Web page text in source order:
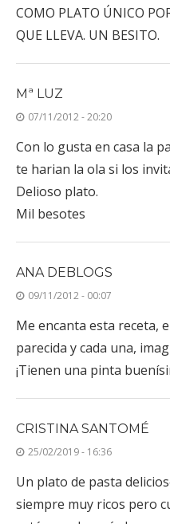
COMO PLATO ÚNICO
QUE LLEVA. UN BESITO.
Mª LUZ
07/11/2012 - 20:20
Con lo gusta en casa la
te harian la ola si los
Delioso plato.
Mil besotes
ANA DEBLOGS
09/11/2012 - 00:07
Me encanta esta receta,
parecida y cada una,
¡Tienen una pinta
CRISTINA SANTOMÉ
25/02/2019 - 16:36
Un plato de pasta
siempre muy ricos pero